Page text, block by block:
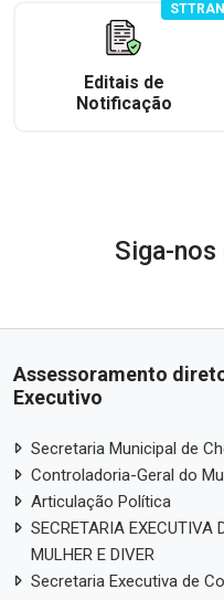
Editais de
Notificação
Siga-nos
Assessoramento
Executivo
Secretaria Municipal de
Controladoria-Geral do
Articulação Política
SECRETARIA EXECUTIVA
MULHER E DIVER
Secretaria Executiva de